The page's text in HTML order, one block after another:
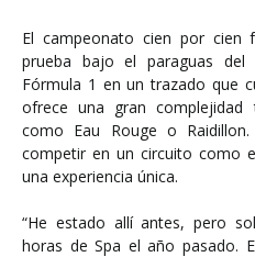
El campeonato cien por cien
prueba bajo el paraguas
Fórmula 1 en un trazado que
ofrece una gran complejidad
como Eau Rouge o
competir en un circuito como
una experiencia única.
“He estado allí antes, pero
horas de Spa el año pasado.